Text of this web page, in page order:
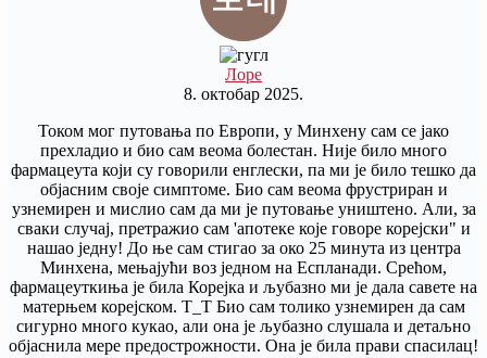
Лоре
8. октобар 2025.
Током мог путовања по Европи, у Минхену сам се јако
прехладио и био сам веома болестан. Није било много
фармацеута који су говорили енглески, па ми је било тешко да
објасним своје симптоме. Био сам веома фрустриран и
узнемирен и мислио сам да ми је путовање уништено. Али, за
сваки случај, претражио сам 'апотеке које говоре корејски" и
нашао једну! До ње сам стигао за око 25 минута из центра
Минхена, мењајући воз једном на Еспланади. Срећом,
фармацеуткиња је била Корејка и љубазно ми је дала савете на
матерњем корејском. T_T Био сам толико узнемирен да сам
сигурно много кукао, али она је љубазно слушала и детаљно
објаснила мере предострожности. Она је била прави спасилац!